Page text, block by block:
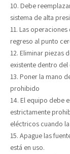
10. Debe
sistema de alta
11. Las
regreso al punto
12. Eliminar piezas
existente dentro del
13. Poner la mano
prohibido
14. El equipo debe
estrictamente
eléctricos cuando
15. Apague las
está en uso.